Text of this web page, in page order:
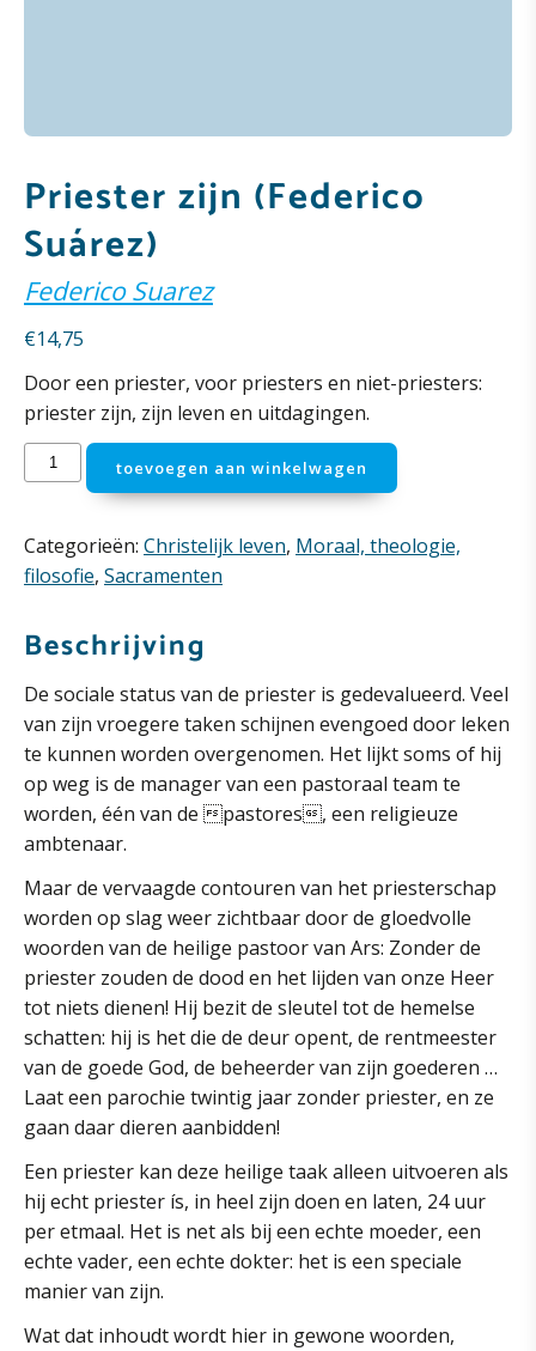
Priester zijn (Federico
Suárez)
Federico Suarez
€14,75
Door een priester, voor priesters en niet-priesters:
priester zijn, zijn leven en uitdagingen.
Priester
zijn
Suárez)
aantal
toevoegen aan winkelwagen
Categorieën: Christelijk leven, Moraal, theologie,
filosofie, Sacramenten
Beschrijving
De sociale status van de priester is gedevalueerd. Veel
van zijn vroegere taken schijnen evengoed door leken
te kunnen worden overgenomen. Het lijkt soms of hij
op weg is de manager van een pastoraal team te
worden, één van de pastores, een religieuze
ambtenaar.
Maar de vervaagde contouren van het priesterschap
worden op slag weer zichtbaar door de gloedvolle
woorden van de heilige pastoor van Ars: Zonder de
priester zouden de dood en het lijden van onze Heer
tot niets dienen! Hij bezit de sleutel tot de hemelse
schatten: hij is het die de deur opent, de rentmeester
van de goede God, de beheerder van zijn goederen …
Laat een parochie twintig jaar zonder priester, en ze
gaan daar dieren aanbidden!
Een priester kan deze heilige taak alleen uitvoeren als
hij echt priester ís, in heel zijn doen en laten, 24 uur
per etmaal. Het is net als bij een echte moeder, een
echte vader, een echte dokter: het is een speciale
manier van zijn.
Wat dat inhoudt wordt hier in gewone woorden,